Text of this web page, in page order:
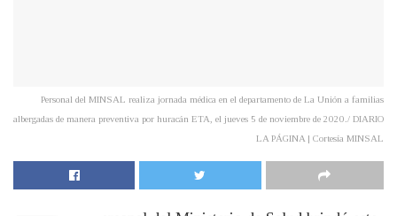
Personal del MINSAL realiza jornada médica en el departamento de La Unión a familias
albergadas de manera preventiva por huracán ETA, el jueves 5 de noviembre de 2020./ DIARIO
LA PÁGINA | Cortesía MINSAL